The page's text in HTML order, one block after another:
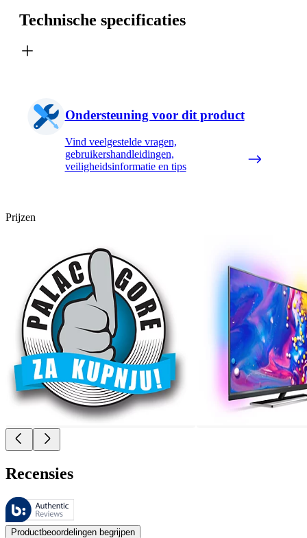
Technische specificaties
Ondersteuning voor dit product
Vind veelgestelde vragen,
gebruikershandleidingen,
veiligheidsinformatie en tips
Prijzen
Recensies
Deze beoordelingen worden beheerd door Bazaarvoice en voldoen
De mening van onze klanten is nuttig voor iedereen, of het nu een
Productbeoordelingen begrijpen